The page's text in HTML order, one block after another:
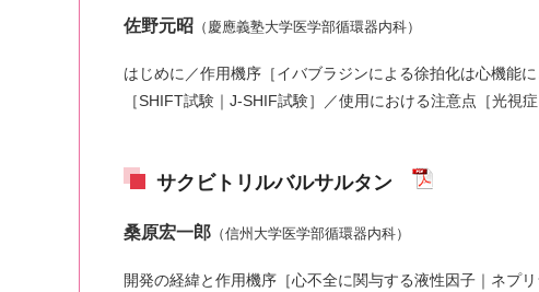
佐野元昭 （慶應義塾大学医学部循環器内科）
はじめに／作用機序［イバブラジンによる徐拍化は心機能
［SHIFT試験｜J-SHIF試験］／使用における注意点［光視
サクビトリルバルサルタン
桑原宏一郎 （信州大学医学部循環器内科）
開発の経緯と作用機序［心不全に関与する液性因子｜ネプ